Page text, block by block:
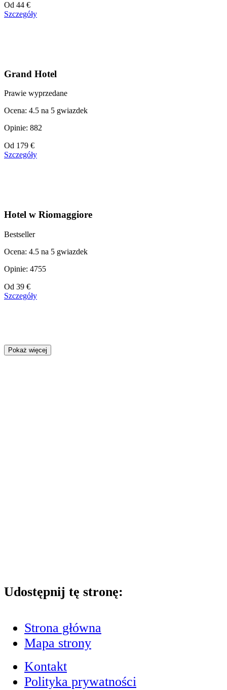
Cena
od
Od 44 €
Szczegóły
Grand Hotel
Prawie wyprzedane
Ocena: 4.5 na 5 gwiazdek
Opinie: 882
Cena
od
Od 179 €
Szczegóły
Hotel w Riomaggiore
Bestseller
Ocena: 4.5 na 5 gwiazdek
Opinie: 4755
Cena
od
Od 39 €
Szczegóły
Pokaż więcej
Udostępnij tę stronę:
Strona główna
Mapa strony
Kontakt
Polityka prywatności